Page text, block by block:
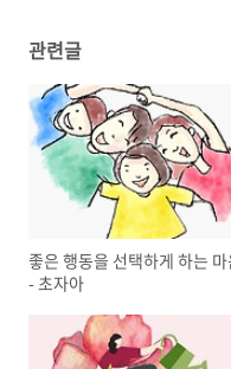
관련글
좋은 행동을 선택하게 하는 마
- 초자아